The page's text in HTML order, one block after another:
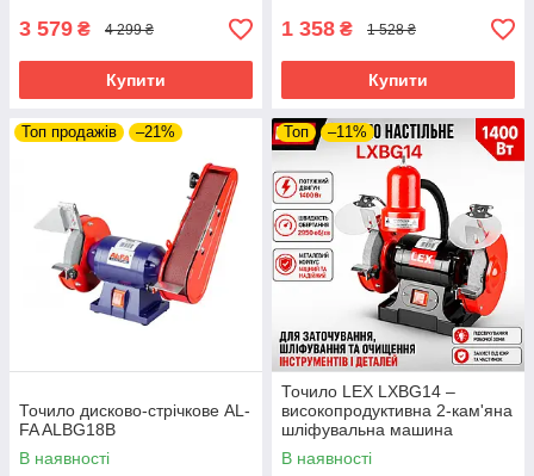
3 579 ₴ 4 299 ₴
Купити
1 358 ₴ 1 528 ₴
Купити
Топ продажів –21%
Точило дисково-стрічкове AL-
FA ALBG18B
В наявності
Топ –11%
Точило LEX LXBG14 –
високопродуктивна 2-кам'яна
шліфувальна машина
В наявності